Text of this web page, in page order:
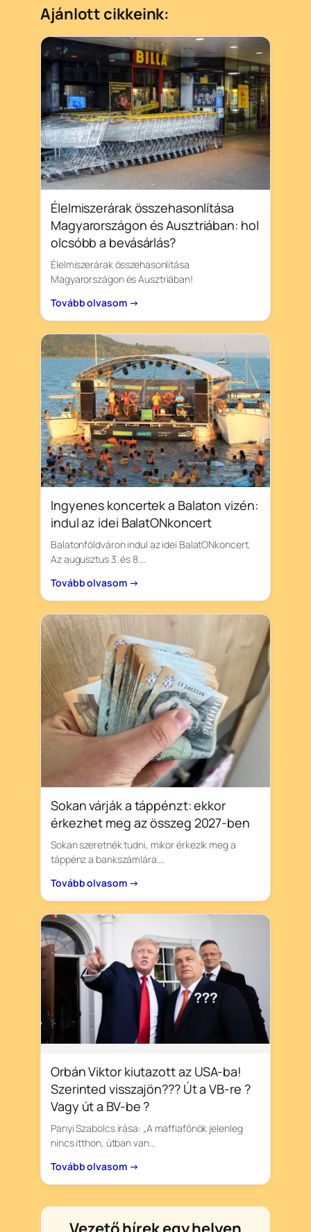
Ajánlott cikkeink:
Élelmiszerárak összehasonlítása
Magyarországon és Ausztriában: hol
olcsóbb a bevásárlás?
Élelmiszerárak összehasonlítása
Magyarországon és Ausztriában!
Tovább olvasom →
Ingyenes koncertek a Balaton vizén:
indul az idei BalatONkoncert
Balatonföldváron indul az idei BalatONkoncert.
Az augusztus 3. és 8….
Tovább olvasom →
Sokan várják a táppénzt: ekkor
érkezhet meg az összeg 2027-ben
Sokan szeretnék tudni, mikor érkezik meg a
táppénz a bankszámlára….
Tovább olvasom →
Orbán Viktor kiutazott az USA-ba!
Szerinted visszajön??? Út a VB-re ?
Vagy út a BV-be ?
Panyi Szabolcs írása: „A maffiafőnök jelenleg
nincs itthon, útban van…
Tovább olvasom →